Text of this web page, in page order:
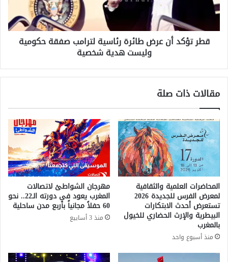
م
ا
ل
ئ
ا
ي
و
ص
رّ
:
"
أ
ف
ض
ل
ا
ل
د
ن
ط
ئ
ر
ة
س
ة
ل
ت
ر
ا
م
ص
قطر تؤكد أن عرض طائرة رئاسية لترامب صفقة حكومية
وليست هدية شخصية
مقالات ذات صلة
المحاضرات العلمية والثقافية
لمعرض الفرس للجديدة 2026
تستعرض أحدث الابتكارات
البيطرية والإرث الحضاري للخيول
بالمغرب
منذ أسبوع واحد
مهرجان الشواطئ لاتصالات
المغرب يعود في دورته الـ22.. نحو
60 حفلاً مجانياً بأربع مدن ساحلية
منذ 3 أسابيع